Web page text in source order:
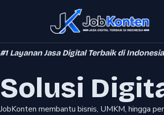
content
#1 Layanan Jasa Digital Terbaik di Indonesia
Solusi
JobKonten membantu bisnis, UMKM, hingga